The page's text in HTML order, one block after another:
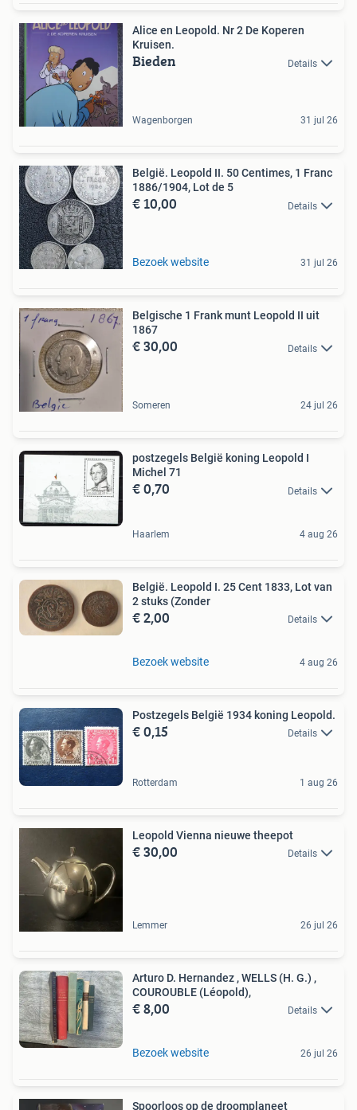
Alice en Leopold. Nr 2 De Koperen
Kruisen.
Bieden Details
Wagenborgen 31 jul 26
België. Leopold II. 50 Centimes, 1 Franc
1886/1904, Lot de 5
€ 10,00 Details
Bezoek website 31 jul 26
Belgische 1 Frank munt Leopold II uit
1867
€ 30,00 Details
Someren 24 jul 26
postzegels België koning Leopold I
Michel 71
€ 0,70 Details
Haarlem 4 aug 26
België. Leopold I. 25 Cent 1833, Lot van
2 stuks (Zonder
€ 2,00 Details
Bezoek website 4 aug 26
Postzegels België 1934 koning Leopold.
€ 0,15 Details
Rotterdam 1 aug 26
Leopold Vienna nieuwe theepot
€ 30,00 Details
Lemmer 26 jul 26
Arturo D. Hernandez , WELLS (H. G.) ,
COUROUBLE (Léopold),
€ 8,00 Details
Bezoek website 26 jul 26
Spoorloos op de droomplaneet